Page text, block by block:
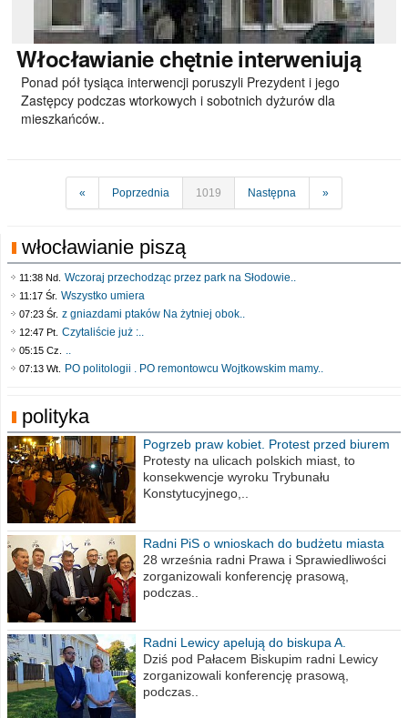
Włocławianiechętnie interweniują
Ponad pół tysiąca interwencji poruszyli Prezydent i jego
Zastępcy podczas wtorkowych i sobotnich dyżurów dla
mieszkańców..
« Poprzednia 1019 Następna »
włocławianie piszą
11:38 Nd. Wczoraj przechodząc przez park na Słodowie..
11:17 Śr. Wszystko umiera
07:23 Śr. z gniazdami ptaków Na żytniej obok..
12:47 Pt. Czytaliście już :..
05:15 Cz. ..
07:13 Wt. PO politologii . PO remontowcu Wojtkowskim mamy..
polityka
Pogrzeb praw kobiet. Protest przed biurem
poselskim PiS
Protesty na ulicach polskich miast, to
konsekwencje wyroku Trybunału
Konstytucyjnego,..
Radni PiS o wnioskach do budżetu miasta
na 2021 rok
28 września radni Prawa i Sprawiedliwości
zorganizowali konferencję prasową,
podczas..
Radni Lewicy apelują do biskupa A.
Wiesława Meringa
Dziś pod Pałacem Biskupim radni Lewicy
zorganizowali konferencję prasową,
podczas..